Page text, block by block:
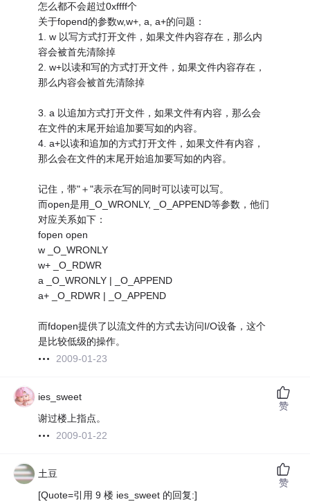
怎么都不会超过0xffff个
关于fopend的参数w,w+, a, a+的问题：
1. w 以写方式打开文件，如果文件内容存在，那么内
容会被首先清除掉
2. w+以读和写的方式打开文件，如果文件内容存在，
那么内容会被首先清除掉
3. a 以追加方式打开文件，如果文件有内容，那么会
在文件的末尾开始追加要写如的内容。
4. a+以读和追加的方式打开文件，如果文件有内容，
那么会在文件的末尾开始追加要写如的内容。
记住，带"＋"表示在写的同时可以读可以写。
而open是用_O_WRONLY, _O_APPEND等参数，他们
对应关系如下：
fopen open
w _O_WRONLY
w+ _O_RDWR
a _O_WRONLY | _O_APPEND
a+ _O_RDWR | _O_APPEND
而fdopen提供了以流文件的方式去访问I/O设备，这个
是比较低级的操作。
2009-01-23
ies_sweet
谢过楼上指点。
2009-01-22
赞
土豆
[Quote=引用 9 楼 ies_sweet 的回复:]
赞